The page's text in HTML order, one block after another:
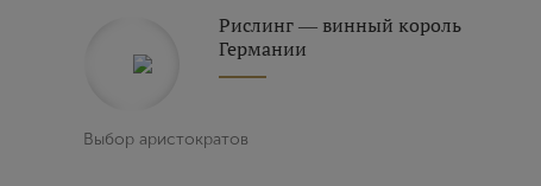
Рислинг ― винный король
Германии
Выбор аристократов